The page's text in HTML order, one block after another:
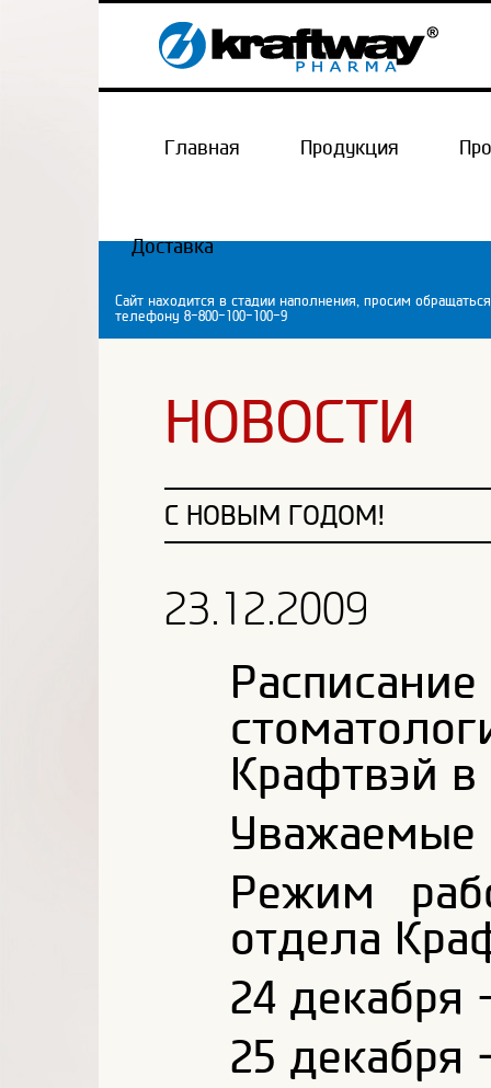
Главная Продукция
Доставка
Сайт находится в стадии наполнения, просим
телефону 8-800-100-100-9
НОВОСТИ
С НОВЫМ ГОДОМ!
23.12.2009
Крафтвэй в
Уважаемые
Режим
отдела
24 декабря
25 декабря